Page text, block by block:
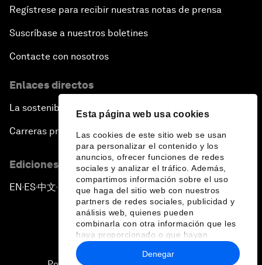
Esta página web usa cookies
Las cookies de este sitio web se usan
para personalizar el contenido y los
anuncios, ofrecer funciones de redes
sociales y analizar el tráfico. Además,
compartimos información sobre el uso
que haga del sitio web con nuestros
partners de redes sociales, publicidad y
análisis web, quienes pueden
combinarla con otra información que les
haya proporcionado o que hayan
recopilado a partir del uso que haya
hecho de sus servicios.
Denegar
Regístrese para recibir nuestras notas de prensa
Suscríbase a nuestros boletines
Contacte con nosotros
Enlaces directos
La sostenibilidad en el Foro
Carreras profesionales
Ediciones en otros idiomas
EN ▪ES▪中文▪ 日本語